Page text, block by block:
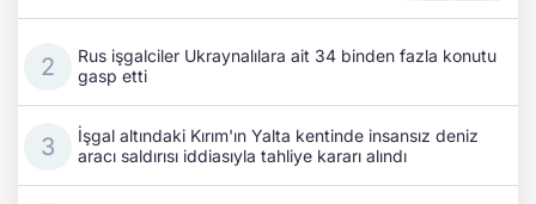
Rus işgalciler Ukraynalılara ait 34 binden fazla konutu
gasp etti
İşgal altındaki Kırım'ın Yalta kentinde insansız deniz
aracı saldırısı iddiasıyla tahliye kararı alındı